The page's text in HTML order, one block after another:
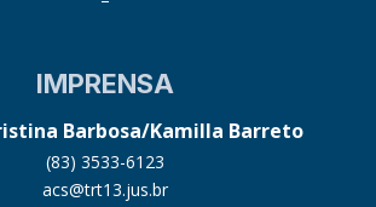
IMPRENSA
Barbosa/Kamilla Barreto
(83) 3533-6123
acs@trt13.jus.br